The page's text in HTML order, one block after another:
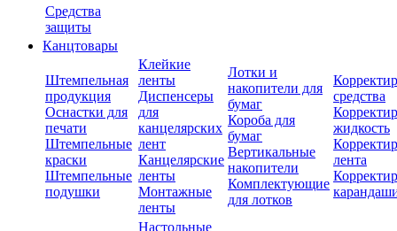
Средства
защиты
Канцтовары
Штемпельная
продукция
Оснастки для
печати
Штемпельные
краски
Штемпельные
подушки
Клейкие
ленты
Диспенсеры
для
канцелярских
лент
Канцелярские
ленты
Монтажные
ленты
Лотки и
накопители для
бумаг
Короба для
бумаг
Вертикальные
накопители
Комплектующие
для лотков
средства
жидкость
лента
Настольные